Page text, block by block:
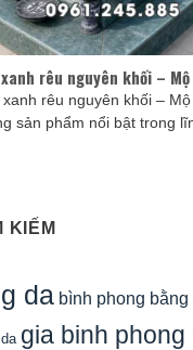
rêu nguyên khối –
rêu nguyên khối –
sản phẩm nổi bật trong
KIẾM
da bình phong bằng
gia binh phong